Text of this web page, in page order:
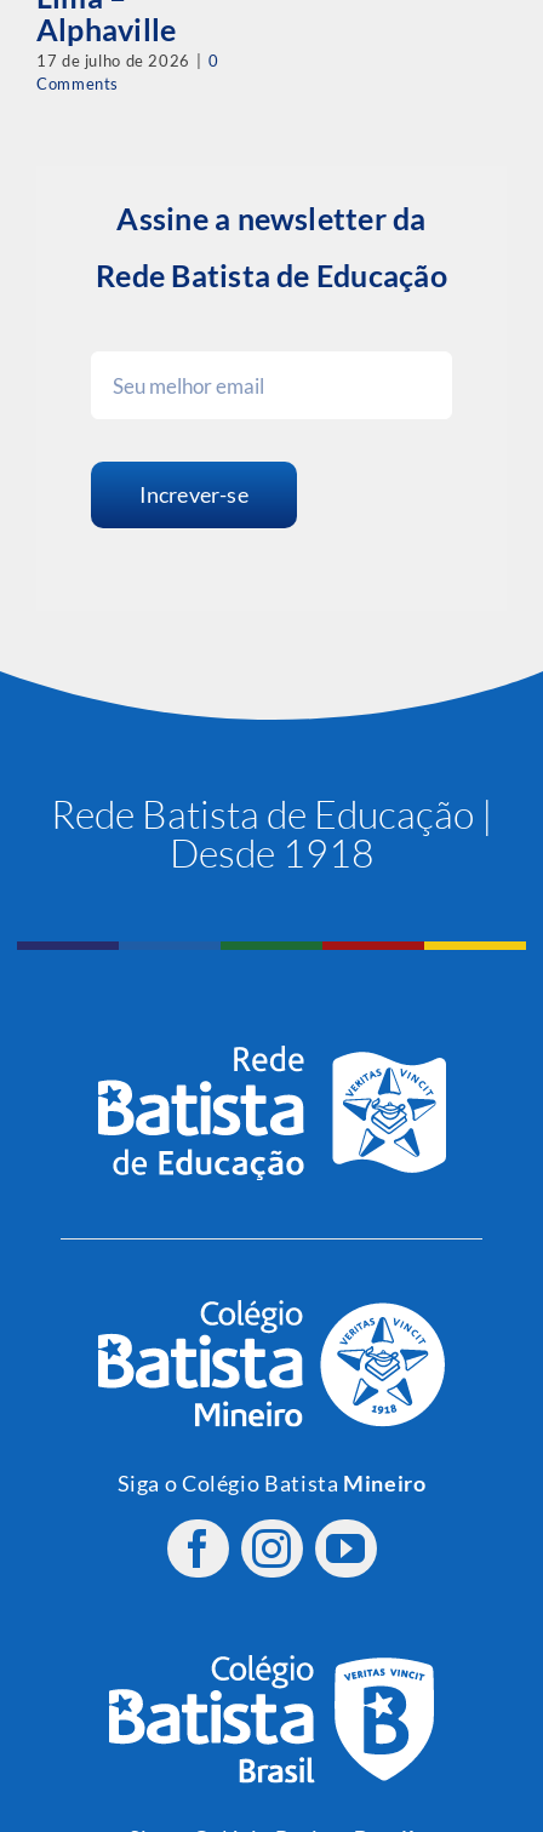
Alphaville
17 de julho de 2026
0
Comments
Assine a newsletter da
Rede Batista de Educação
Increver-se
Rede Batista de Educação |
Desde 1918
Siga o Colégio Batista Mineiro